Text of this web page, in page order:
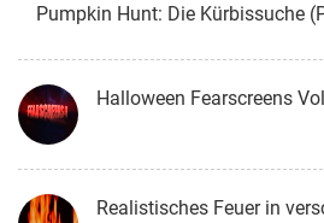
Pumpkin Hunt: Die Kürbissuche
Halloween Fearscreens
Realistisches Feuer in